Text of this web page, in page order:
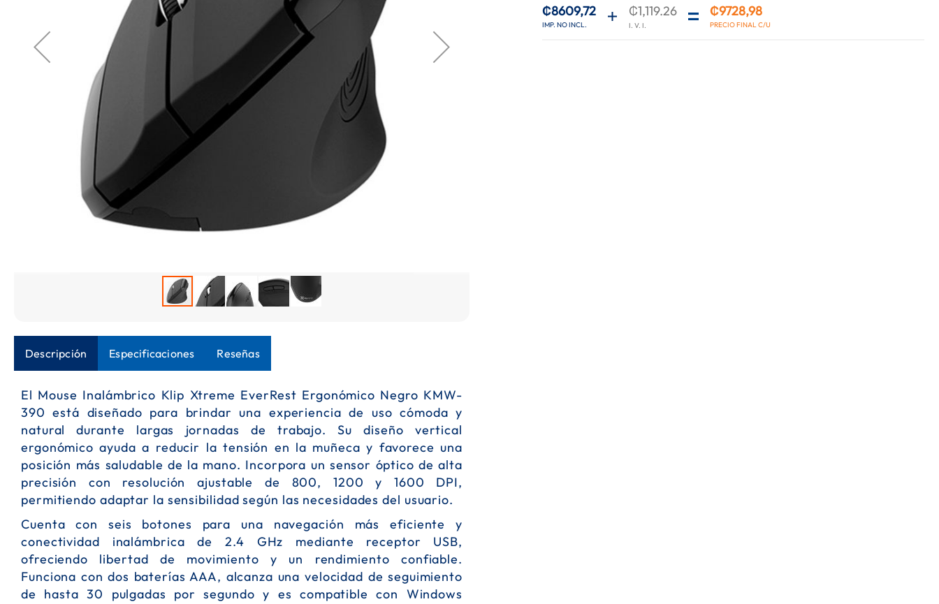
₡9728,98
₡1,119.26
₡8609,72
comienzo
de
galería
de
imágenes
Descripción
El Mouse Inalámbrico Klip Xtreme EverRest Ergonómico Negro KMW-
390 está diseñado para brindar una experiencia de uso cómoda y
natural durante largas jornadas de trabajo. Su diseño vertical
ergonómico ayuda a reducir la tensión en la muñeca y favorece una
posición más saludable de la mano. Incorpora un sensor óptico de alta
precisión con resolución ajustable de 800, 1200 y 1600 DPI,
permitiendo adaptar la sensibilidad según las necesidades del usuario.
Cuenta con seis botones para una navegación más eficiente y
conectividad inalámbrica de 2.4 GHz mediante receptor USB,
ofreciendo libertad de movimiento y un rendimiento confiable.
Funciona con dos baterías AAA, alcanza una velocidad de seguimiento
de hasta 30 pulgadas por segundo y es compatible con Windows
Especificaciones Reseñas